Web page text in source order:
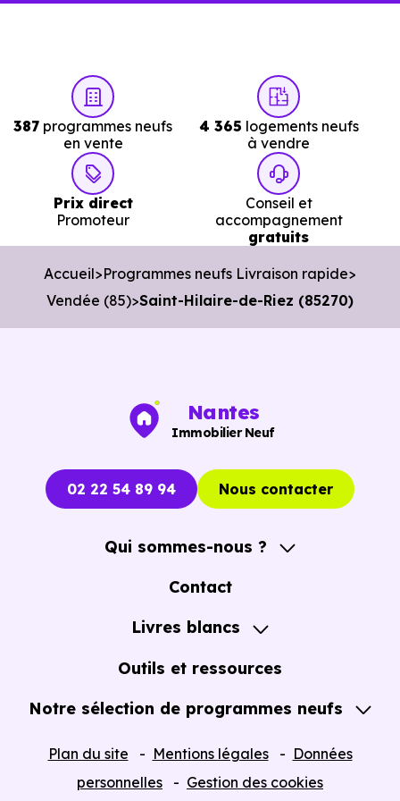
Immobilier Neuf Nantes,vous accédez
directement aux
logements neufs en livraison
immédiate à Saint-Hilaire-de-Riez (85270) réellement
disponibles.
Nos conseillers vous permettent de :
Cibler les bons biens dès le départ.
Éviter les annonces obsolètes.
Organiser des visites pertinentes.
pousser à décider dans la précipitation.
immobiliers neufs à Saint-Hilaire-de-Riez (85270)
pour voir les opportunités concrètes.
387 programmes neufs
en vente
4 365 logements neufs
à vendre
Prix direct
Promoteur
Conseil et
accompagnement
gratuits
Accueil Programmes neufs Livraison rapide
Vendée (85) Saint-Hilaire-de-Riez (85270)
Nantes
Immobilier Neuf
02 22 54 89 94 Nous contacter
Qui sommes-nous ?
A propos
Contact
Livres blancs
Guide de l'Achat immobilier neuf en VEFA
Outils et ressources
Notre sélection de programmes neufs
Plan du site Mentions légales
Données
personnelles
Gestion des cookies